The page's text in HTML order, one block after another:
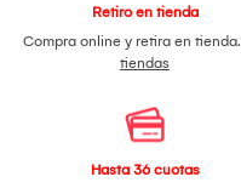
Retiro en tienda
Compra online y retira en tienda.
tiendas
Hasta 36 cuotas